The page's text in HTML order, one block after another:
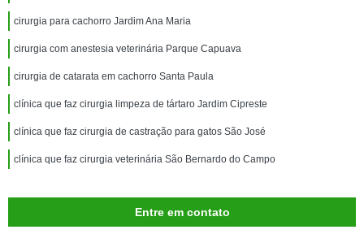
cirurgia para cachorro Jardim Ana Maria
cirurgia com anestesia veterinária Parque Capuava
cirurgia de catarata em cachorro Santa Paula
clínica que faz cirurgia limpeza de tártaro Jardim Cipreste
clínica que faz cirurgia de castração para gatos São José
clínica que faz cirurgia veterinária São Bernardo do Campo
Entre em contato